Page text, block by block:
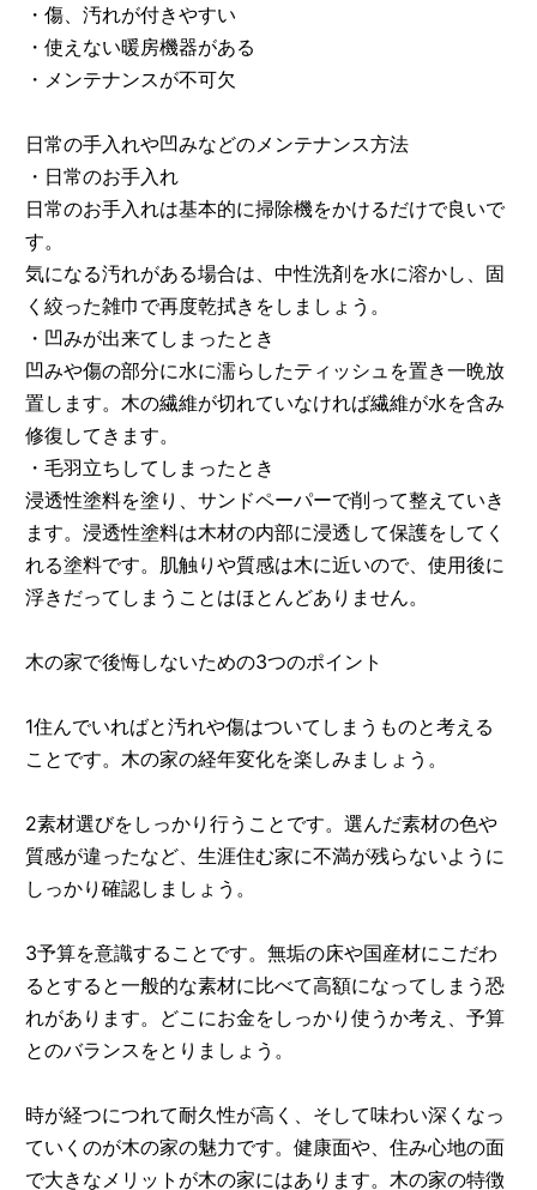
・傷、汚れが付きやすい
・使えない暖房機器がある
・メンテナンスが不可欠
日常の手入れや凹みなどのメンテナンス方法
・日常のお手入れ
日常のお手入れは基本的に掃除機をかけるだけで良いで
す。
気になる汚れがある場合は、中性洗剤を水に溶かし、固
く絞った雑巾で再度乾拭きをしましょう。
・凹みが出来てしまったとき
凹みや傷の部分に水に濡らしたティッシュを置き一晩放
置します。木の繊維が切れていなければ繊維が水を含み
修復してきます。
・毛羽立ちしてしまったとき
浸透性塗料を塗り、サンドペーパーで削って整えていき
ます。浸透性塗料は木材の内部に浸透して保護をしてく
れる塗料です。肌触りや質感は木に近いので、使用後に
浮きだってしまうことはほとんどありません。
木の家で後悔しないための3つのポイント
1住んでいればと汚れや傷はついてしまうものと考える
ことです。木の家の経年変化を楽しみましょう。
2素材選びをしっかり行うことです。選んだ素材の色や
質感が違ったなど、生涯住む家に不満が残らないように
しっかり確認しましょう。
3予算を意識することです。無垢の床や国産材にこだわ
るとすると一般的な素材に比べて高額になってしまう恐
れがあります。どこにお金をしっかり使うか考え、予算
とのバランスをとりましょう。
時が経つにつれて耐久性が高く、そして味わい深くなっ
ていくのが木の家の魅力です。健康面や、住み心地の面
で大きなメリットが木の家にはあります。木の家の特徴